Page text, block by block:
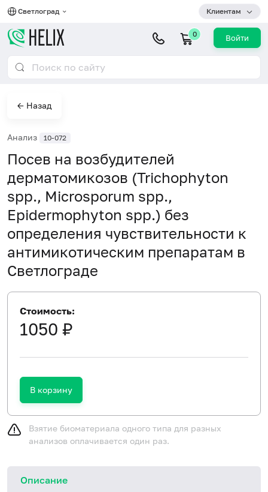
Светлоград Клиентам
0 Войти
← Назад
Анализ 10-072
Посев на возбудителей
дерматомикозов (Trichophyton
spp., Microsporum spp.,
Epidermophyton spp.) без
определения чувствительности к
антимикотическим препаратам в
Светлограде
Стоимость:
1050 ₽
В корзину
Взятие биоматериала одного типа для разных
анализов оплачивается один раз.
Описание